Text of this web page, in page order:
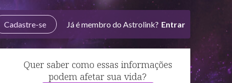
Cadastre-se Já é membro do Astrolink? Entrar
Quer saber como essas informações
podem afetar sua vida?